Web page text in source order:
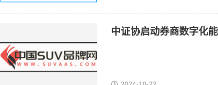
中证协启动券商数字化